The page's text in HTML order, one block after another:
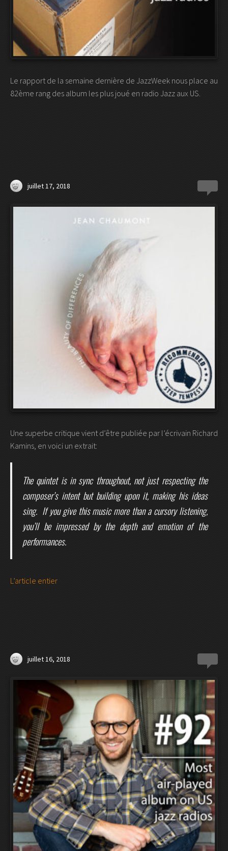
Le rapport de la semaine dernière de JazzWeek nous place au
82ème rang des album les plus joué en radio Jazz aux US.
juillet 17, 2018
Une superbe critique vient d’être publiée par l’écrivain Richard
Kamins, en voici un extrait:
The quintet is in sync throughout, not just respecting the
composer’s intent but building upon it, making his ideas
sing. If you give this music more than a cursory listening,
you’ll be impressed by the depth and emotion of the
performances.
L’article entier
juillet 16, 2018